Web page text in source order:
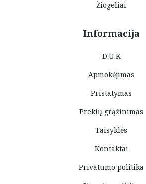
Žiogeliai
Informacija
D.U.K
Apmokėjimas
Pristatymas
Prekių grąžinimas
Taisyklės
Kontaktai
Privatumo politika